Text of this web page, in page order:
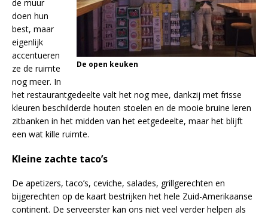
De open keuken
de muur
doen hun
best, maar
eigenlijk
accentueren
ze de ruimte
nog meer. In
het restaurantgedeelte valt het nog mee, dankzij met frisse
kleuren beschilderde houten stoelen en de mooie bruine leren
zitbanken in het midden van het eetgedeelte, maar het blijft
een wat kille ruimte.
Kleine zachte taco’s
De apetizers, taco’s, ceviche, salades, grillgerechten en
bijgerechten op de kaart bestrijken het hele Zuid-Amerikaanse
continent. De serveerster kan ons niet veel verder helpen als